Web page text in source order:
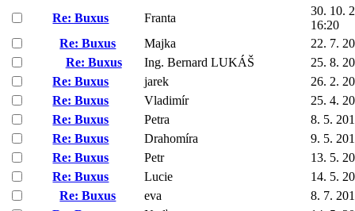
Re: Buxus
Franta
30. 10.
16:20
Re: Buxus
Majka
22. 7.
Re: Buxus
Ing. Bernard LUKÁŠ
25. 8.
Re: Buxus
jarek
26. 2.
Re: Buxus
Vladimír
25. 4.
Re: Buxus
Petra
8. 5.
Re: Buxus
Drahomíra
9. 5.
Re: Buxus
Petr
13. 5.
Re: Buxus
Lucie
14. 5.
Re: Buxus
eva
8. 7.